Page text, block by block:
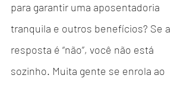
para garantir uma aposentadoria
tranquila e outros benefícios? Se a
resposta é “não”, você não está
sozinho. Muita gente se enrola ao